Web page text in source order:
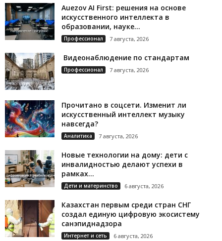
Auezov AI First: решения на основе
искусственного интеллекта в
образовании, науке...
Профессионал 7 августа, 2026
Видеонаблюдение по стандартам
Профессионал 7 августа, 2026
Прочитано в соцсети. Изменит ли
искусственный интеллект музыку
навсегда?
Аналитика 7 августа, 2026
Новые технологии на дому: дети с
инвалидностью делают успехи в
рамках...
Дети и материнство 6 августа, 2026
Казахстан первым среди стран СНГ
создал единую цифровую экосистему
санэпиднадзора
Интернет и сеть 6 августа, 2026